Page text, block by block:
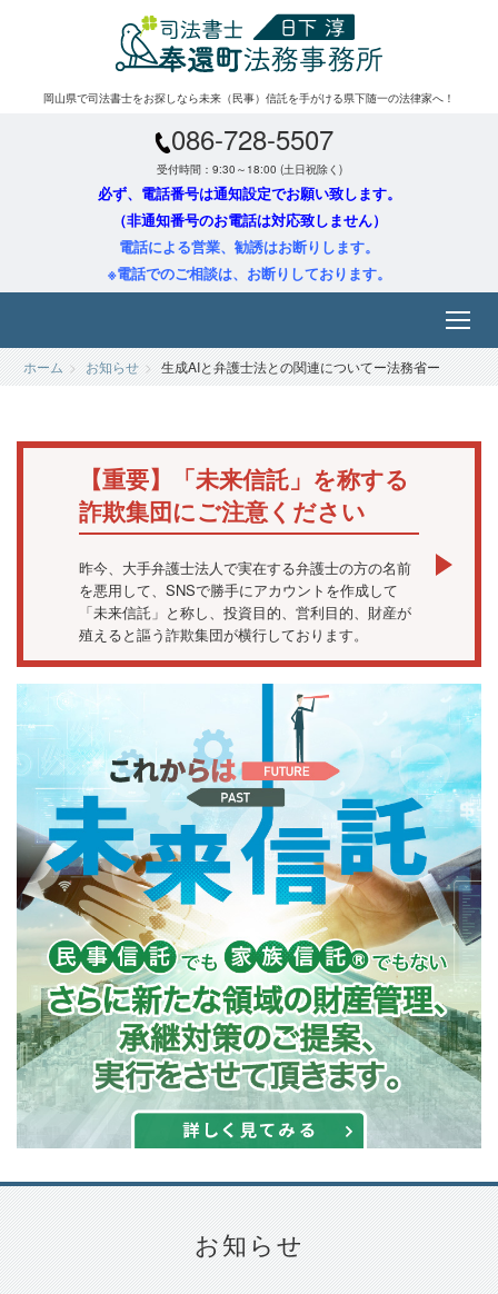
岡山県で司法書士をお探しなら未来（民事）信託を手がける県下随一の法律家へ！
086-728-5507
受付時間：9:30～18:00 (土日祝除く)
必ず、電話番号は通知設定でお願い致します。
（非通知番号のお電話は対応致しません）
電話による営業、勧誘はお断りします。
※電話でのご相談は、お断りしております。
ホーム お知らせ 生成AIと弁護士法との関連についてー法務省ー
【重要】「未来信託」を称する
詐欺集団にご注意ください
昨今、大手弁護士法人で実在する弁護士の方の名前
を悪用して、SNSで勝手にアカウントを作成して
「未来信託」と称し、投資目的、営利目的、財産が
殖えると謳う詐欺集団が横行しております。
お知らせ